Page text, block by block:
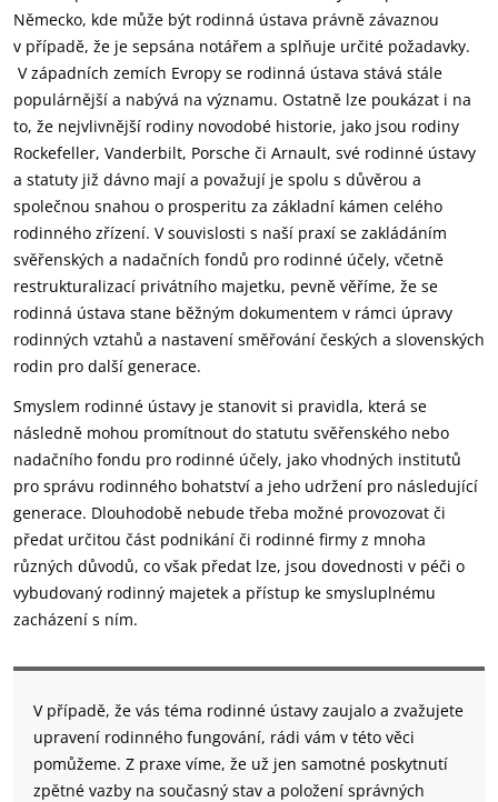
Německo, kde může být rodinná ústava právně závaznou
v případě, že je sepsána notářem a splňuje určité požadavky.
V západních zemích Evropy se rodinná ústava stává stále
populárnější a nabývá na významu. Ostatně lze poukázat i na
to, že nejvlivnější rodiny novodobé historie, jako jsou rodiny
Rockefeller, Vanderbilt, Porsche či Arnault, své rodinné ústavy
a statuty již dávno mají a považují je spolu s důvěrou a
společnou snahou o prosperitu za základní kámen celého
rodinného zřízení. V souvislosti s naší praxí se zakládáním
svěřenských a nadačních fondů pro rodinné účely, včetně
restrukturalizací privátního majetku, pevně věříme, že se
rodinná ústava stane běžným dokumentem v rámci úpravy
rodinných vztahů a nastavení směřování českých a slovenských
rodin pro další generace.
Smyslem rodinné ústavy je stanovit si pravidla, která se
následně mohou promítnout do statutu svěřenského nebo
nadačního fondu pro rodinné účely, jako vhodných institutů
pro správu rodinného bohatství a jeho udržení pro následující
generace. Dlouhodobě nebude třeba možné provozovat či
předat určitou část podnikání či rodinné firmy z mnoha
různých důvodů, co však předat lze, jsou dovednosti v péči o
vybudovaný rodinný majetek a přístup ke smysluplnému
zacházení s ním.
V případě, že vás téma rodinné ústavy zaujalo a zvažujete
upravení rodinného fungování, rádi vám v této věci
pomůžeme. Z praxe víme, že už jen samotné poskytnutí
zpětné vazby na současný stav a položení správných